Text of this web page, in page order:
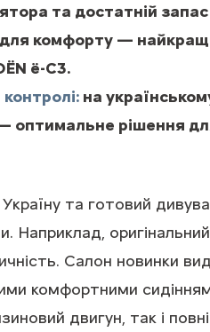
та достатній запас
комфорту —
ë-C3.
на
рішення
та готовий
Наприклад,
Салон новинки
комфортними
двигун, так і